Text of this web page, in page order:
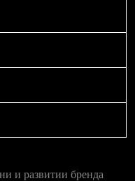
и развитии бренда